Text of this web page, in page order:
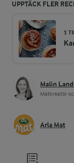
UPPTÄCK FLER
1
Malin
Matkreatör
Arla Mat